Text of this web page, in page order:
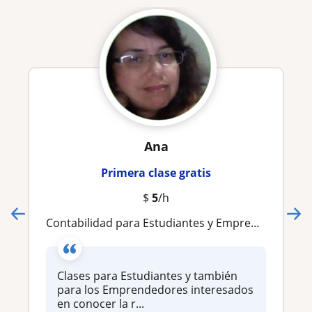
Ana
Primera clase gratis
$ 5/h
Contabilidad para Estudiantes y Emprendedores
Clases para Estudiantes y también
para los Emprendedores interesados
en conocer la r...